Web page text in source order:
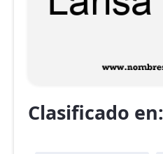
Clasificado en: